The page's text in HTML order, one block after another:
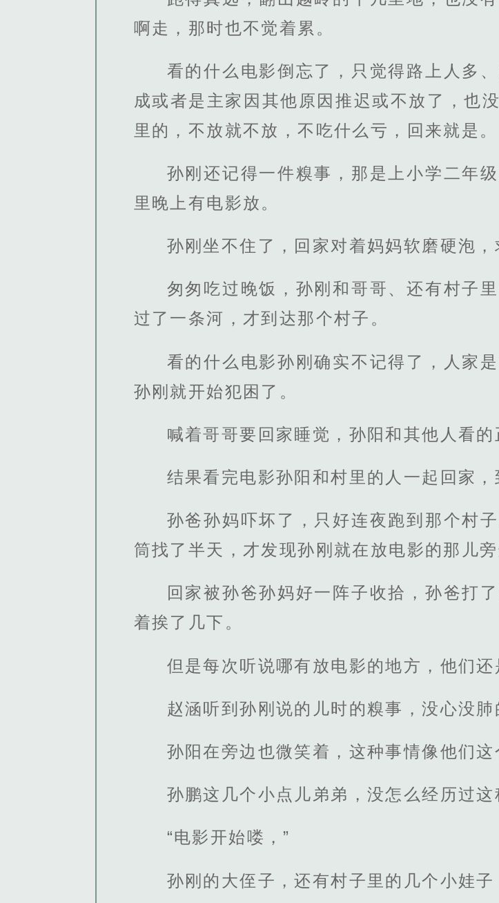
啊走，那时也不觉着累。
看的什么电影倒忘了，只觉得路上人多
成或者是主家因其他原因推迟或不放了，也
里的，不放就不放，不吃什么亏，回来就是。
孙刚还记得一件糗事，那是上小学二年
里晚上有电影放。
孙刚坐不住了，回家对着妈妈软磨硬泡，
匆匆吃过晚饭，孙刚和哥哥、还有村子
过了一条河，才到达那个村子。
看的什么电影孙刚确实不记得了，人家
孙刚就开始犯困了。
喊着哥哥要回家睡觉，孙阳和其他人看
结果看完电影孙阳和村里的人一起回家
孙爸孙妈吓坏了，只好连夜跑到那个村
筒找了半天，才发现孙刚就在放电影的那儿
回家被孙爸孙妈好一阵子收拾，孙爸打
着挨了几下。
但是每次听说哪有放电影的地方，他们还
赵涵听到孙刚说的儿时的糗事，没心没肺
孙阳在旁边也微笑着，这种事情像他们这
孙鹏这几个小点儿弟弟，没怎么经历过
“电影开始喽，”
孙刚的大侄子，还有村子里的几个小娃子